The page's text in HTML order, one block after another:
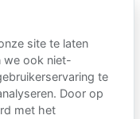
site te laten
we ook niet-
te
Door op
met het